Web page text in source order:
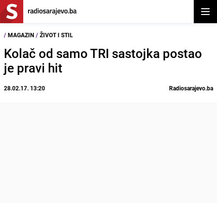
/ MAGAZIN / ŽIVOT I STIL
Kolač od samo TRI sastojka postao
je pravi hit
28.02.17. 13:20 Radiosarajevo.ba